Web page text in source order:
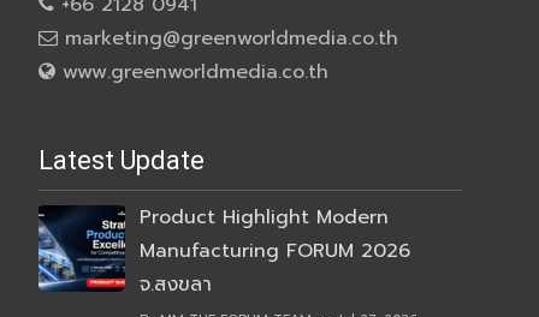
marketing@greenworldmedia.co.th
www.greenworldmedia.co.th
Latest Update
Product Highlight Modern
Manufacturing FORUM 2026
จ.สงขลา